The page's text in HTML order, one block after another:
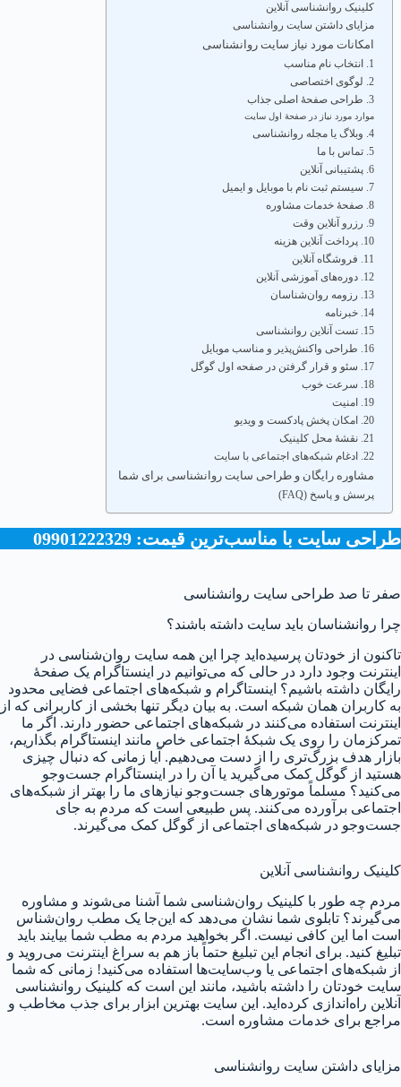
کلینیک روانشناسی آنلاین
مزایای داشتن سایت روانشناسی
امکانات مورد نیاز سایت روانشناسی
1. انتخاب نام مناسب
2. لوگوی اختصاصی
3. طراحی صفحهٔ اصلی جذاب
موارد مورد نیاز در صفحهٔ اول سایت
4. وبلاگ یا مجله روانشناسی
5. تماس با ما
6. پشتیبانی آنلاین
7. سیستم ثبت نام با موبایل و ایمیل
8. صفحهٔ خدمات مشاوره
9. رزرو آنلاین وقت
10. پرداخت آنلاین هزینه
11. فروشگاه آنلاین
12. دوره‌های آموزشی آنلاین
13. رزومه روان‌شناسان
14. خبرنامه
15. تست آنلاین روانشناسی
16. طراحی واکنش‌پذیر و مناسب موبایل
17. سئو و قرار گرفتن در صفحه اول گوگل
18. سرعت خوب
19. امنیت
20. امکان پخش پادکست و ویدیو
21. نقشهٔ محل کلینیک
22. ادغام شبکه‌های اجتماعی با سایت
مشاوره رایگان و طراحی سایت روانشناسی برای شما
پرسش و پاسخ (FAQ)
طراحی سایت با مناسب‌ترین قیمت: 09901222329
صفر تا صد طراحی سایت روانشناسی
چرا روانشناسان باید سایت داشته باشند؟
تاکنون از خودتان پرسیده‌اید چرا این همه سایت روان‌شناسی در
اینترنت وجود دارد در حالی که می‌توانیم در اینستاگرام یک صفحهٔ
رایگان داشته باشیم؟ اینستاگرام و شبکه‌های اجتماعی فضایی محدود
به کاربران همان شبکه است. به بیان دیگر تنها بخشی از کاربرانی که از
اینترنت استفاده می‌کنند در شبکه‌های اجتماعی حضور دارند. اگر ما
تمرکزمان را روی یک شبکهٔ اجتماعی خاص مانند اینستاگرام بگذاریم،
بازار هدف بزرگ‌تری را از دست می‌دهیم. آیا زمانی که دنبال چیزی
هستید از گوگل کمک می‌گیرید یا آن را در اینستاگرام جست‌و‌جو
می‌کنید؟ مسلماً موتورهای جست‌و‌جو نیازهای ما را بهتر از شبکه‌های
اجتماعی برآورده می‌کنند. پس طبیعی است که مردم به جای
جست‌و‌جو در شبکه‌های اجتماعی از گوگل کمک می‌گیرند.
کلینیک روانشناسی آنلاین
مردم چه طور با کلینیک روان‌شناسی شما آشنا می‌شوند و مشاوره
می‌گیرند؟ تابلوی شما نشان می‌دهد که این‌جا یک مطب روان‌شناس
است اما این کافی نیست. اگر بخواهید مردم به مطب شما بیایند باید
تبلیغ کنید. برای انجام این تبلیغ حتماً باز هم به سراغ اینترنت می‌روید و
از شبکه‌های اجتماعی یا وب‌سایت‌ها استفاده می‌کنید! زمانی که شما
سایت خودتان را داشته باشید، مانند این است که کلینیک روانشناسی
آنلاین راه‌اندازی کرده‌اید. این سایت بهترین ابزار برای جذب مخاطب و
مراجع برای خدمات مشاوره است.
مزایای داشتن سایت روانشناسی